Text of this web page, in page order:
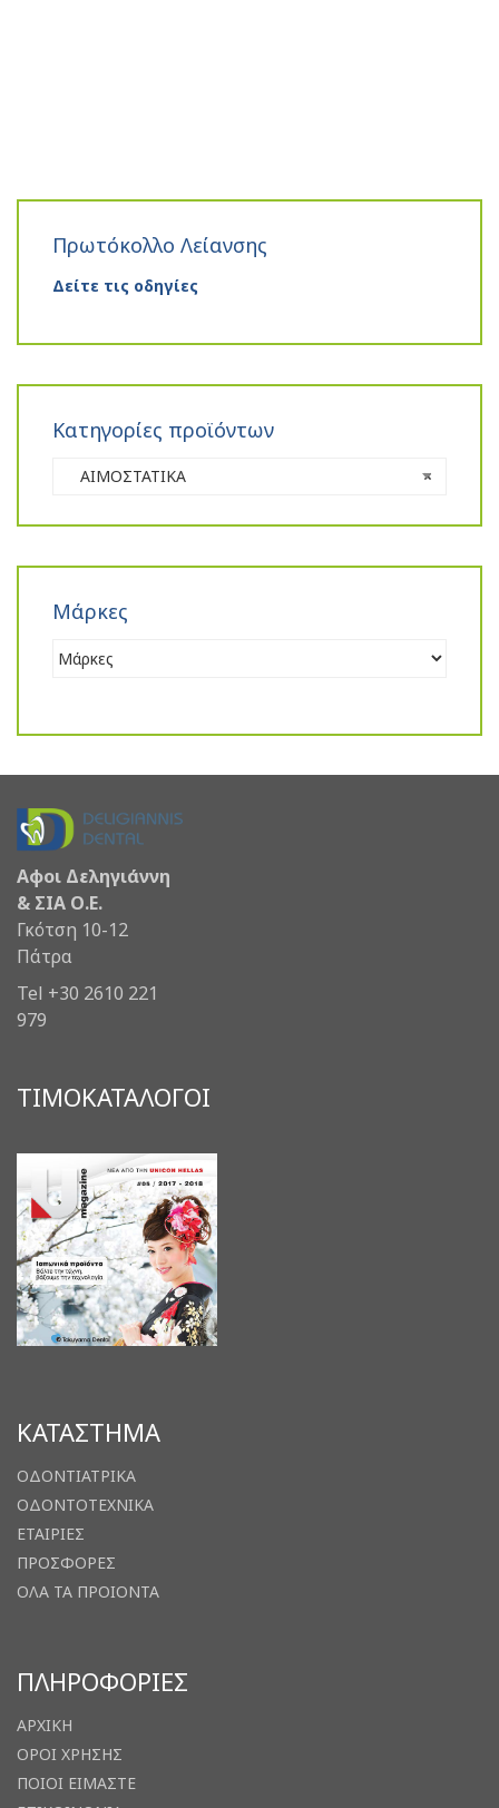
Πρωτόκολλο Λείανσης
Δείτε τις οδηγίες
Κατηγορίες προϊόντων
×
ΑΙΜΟΣΤΑΤΙΚΑ
Μάρκες
Αφοι Δεληγιάννη
& ΣΙΑ Ο.Ε.
Γκότση 10-12
Πάτρα
Tel +30 2610 221
979
ΤΙΜΟΚΑΤΑΛΟΓΟΙ
ΚΑΤΑΣΤΗΜΑ
ΟΔΟΝΤΙΑΤΡΙΚΑ
ΟΔΟΝΤΟΤΕΧΝΙΚΑ
ΕΤΑΙΡΙΕΣ
ΠΡΟΣΦΟΡΕΣ
ΟΛΑ ΤΑ ΠΡΟΙΟΝΤΑ
ΠΛΗΡΟΦΟΡΙΕΣ
ΑΡΧΙΚΗ
ΟΡΟΙ ΧΡΗΣΗΣ
ΠΟΙΟΙ ΕΙΜΑΣΤΕ